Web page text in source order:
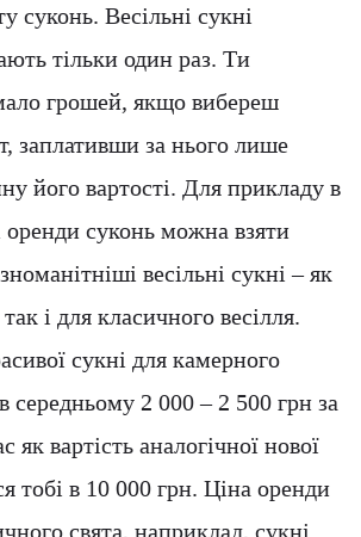
суконь. Весільні сукні
тільки один раз. Ти
грошей, якщо вибереш
заплативши за нього лише
його вартості. Для прикладу в
оренди суконь можна взяти
весільні сукні – як
і для класичного весілля.
сукні для камерного
середньому 2 000 – 2 500 грн за
як вартість аналогічної нової
тобі в 10 000 грн. Ціна оренди
свята, наприклад, сукні